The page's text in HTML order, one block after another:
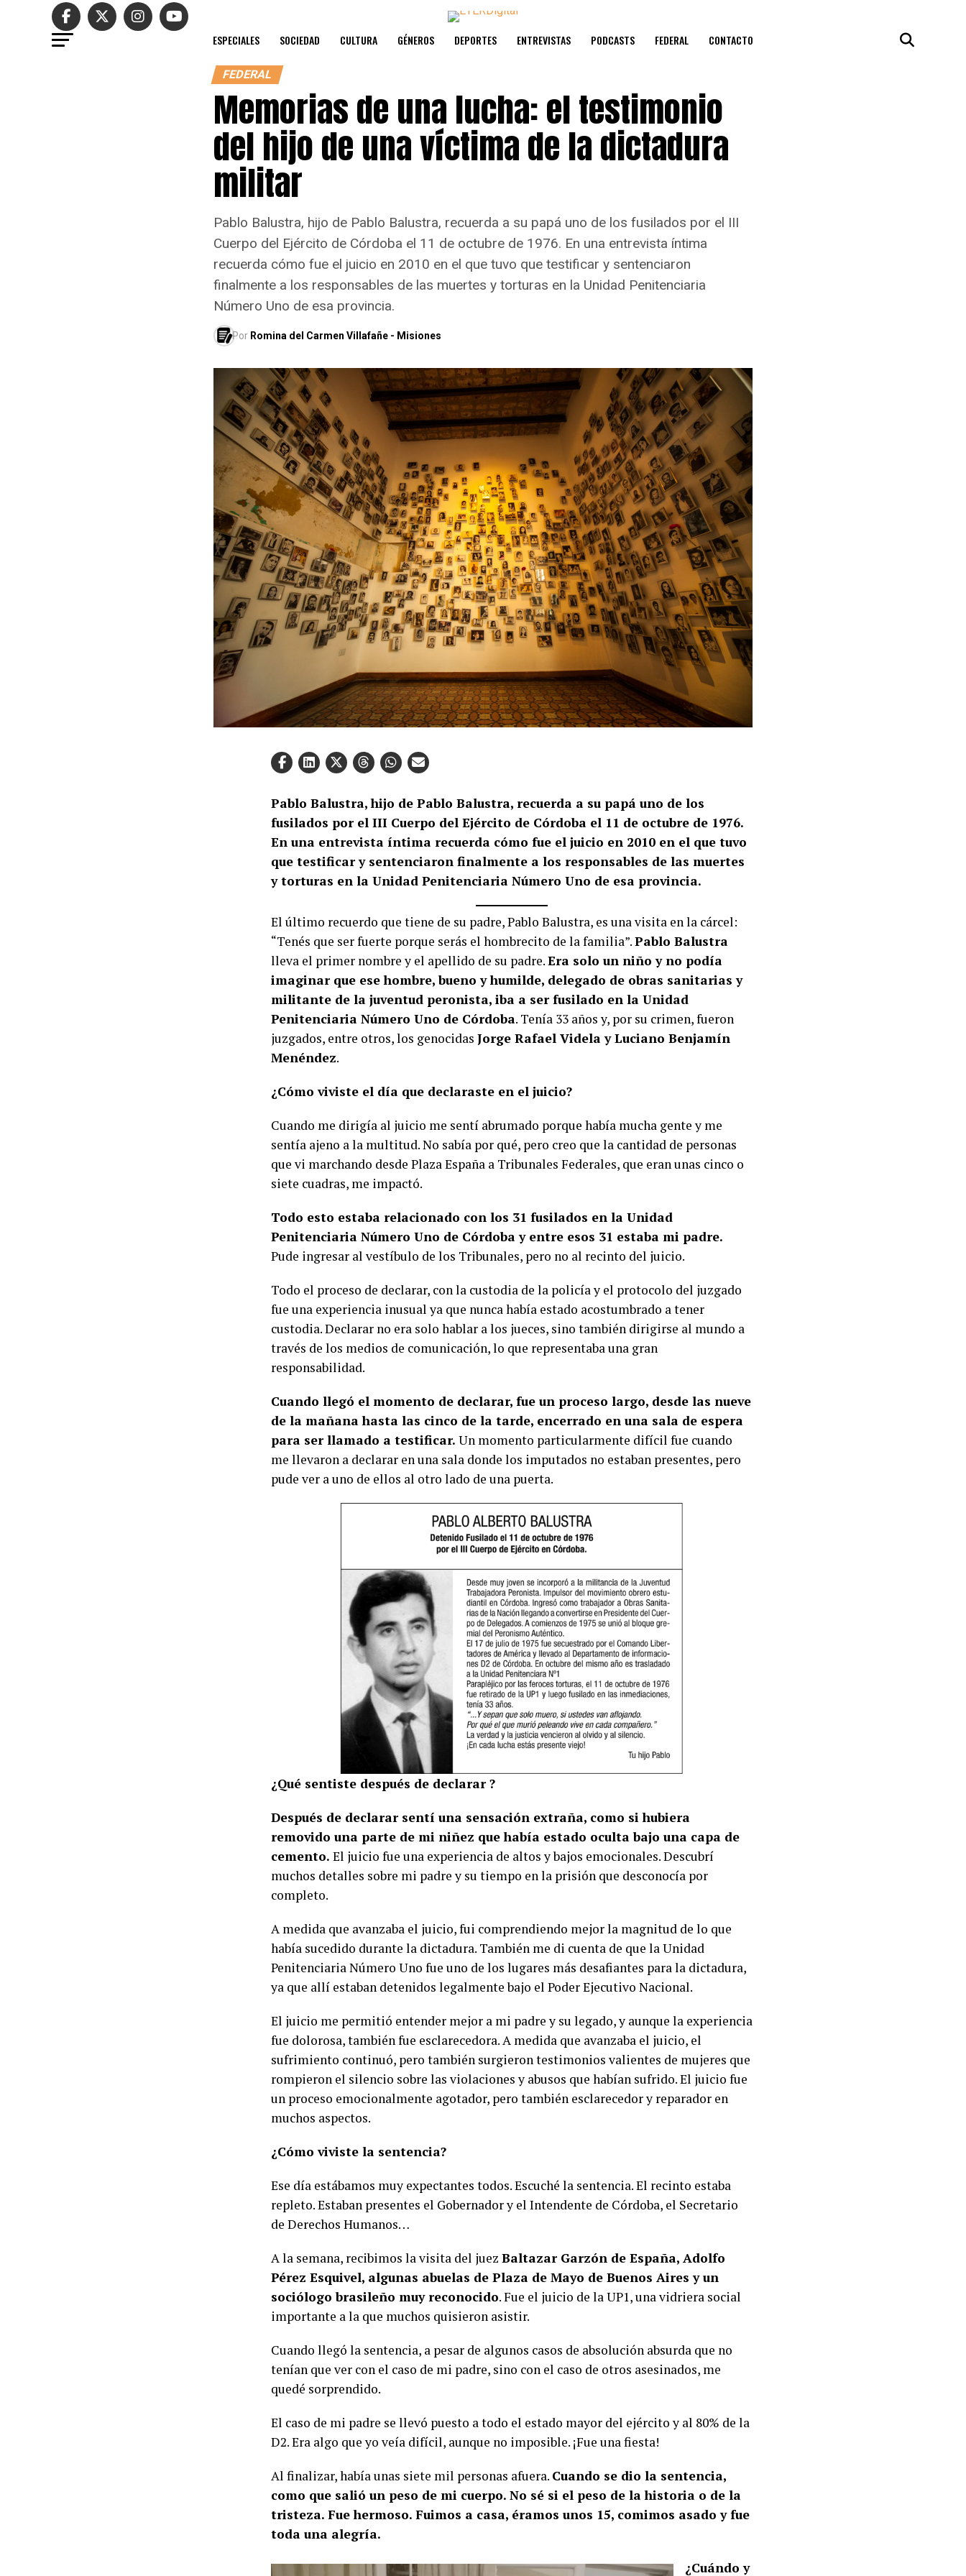
ESPECIALES SOCIEDAD CULTURA GÉNEROS DEPORTES ENTREVISTAS PODCASTS FEDERAL CONTACTO
FEDERAL
Memorias de una lucha: el testimonio
del hijo de una víctima de la dictadura
militar
Pablo Balustra, hijo de Pablo Balustra, recuerda a su papá uno de los fusilados por el III
Cuerpo del Ejército de Córdoba el 11 de octubre de 1976. En una entrevista íntima
recuerda cómo fue el juicio en 2010 en el que tuvo que testificar y sentenciaron
finalmente a los responsables de las muertes y torturas en la Unidad Penitenciaria
Número Uno de esa provincia.
Por Romina del Carmen Villafañe - Misiones
Pablo Balustra, hijo de Pablo Balustra, recuerda a su papá uno de los
fusilados por el III Cuerpo del Ejército de Córdoba el 11 de octubre de 1976.
En una entrevista íntima recuerda cómo fue el juicio en 2010 en el que tuvo
que testificar y sentenciaron finalmente a los responsables de las muertes
y torturas en la Unidad Penitenciaria Número Uno de esa provincia.
El último recuerdo que tiene de su padre, Pablo Balustra, es una visita en la cárcel:
“Tenés que ser fuerte porque serás el hombrecito de la familia”.Pablo Balustra
lleva el primer nombre y el apellido de su padre.Era solo un niño y no podía
imaginar que ese hombre, bueno y humilde, delegado de obras sanitarias y
militante de la juventud peronista, iba a ser fusilado en la Unidad
Penitenciaria Número Uno de Córdoba. Tenía 33 años y, por su crimen, fueron
juzgados, entre otros, los genocidas Jorge Rafael Videla y Luciano Benjamín
Menéndez.
¿Cómo viviste el día que declaraste en el juicio?
Cuando me dirigía al juicio me sentí abrumado porque había mucha gente y me
sentía ajeno a la multitud. No sabía por qué, pero creo que la cantidad de personas
que vi marchando desde Plaza España a Tribunales Federales, que eran unas cinco o
siete cuadras, me impactó.
Todo esto estaba relacionado con los 31 fusilados en la Unidad
Penitenciaria Número Uno de Córdoba y entre esos 31 estaba mi padre.
Pude ingresar al vestíbulo de los Tribunales, pero no al recinto del juicio.
Todo el proceso de declarar, con la custodia de la policía y el protocolo del juzgado
fue una experiencia inusual ya que nunca había estado acostumbrado a tener
custodia. Declarar no era solo hablar a los jueces, sino también dirigirse al mundo a
través de los medios de comunicación, lo que representaba una gran
responsabilidad.
Cuando llegó el momento de declarar, fue un proceso largo, desde las nueve
de la mañana hasta las cinco de la tarde, encerrado en una sala de espera
para ser llamado a testificar. Un momento particularmente difícil fue cuando
me llevaron a declarar en una sala donde los imputados no estaban presentes, pero
pude ver a uno de ellos al otro lado de una puerta.
¿Qué sentiste después de declarar ?
Después de declarar sentí una sensación extraña, como si hubiera
removido una parte de mi niñez que había estado oculta bajo una capa de
cemento. El juicio fue una experiencia de altos y bajos emocionales. Descubrí
muchos detalles sobre mi padre y su tiempo en la prisión que desconocía por
completo.
A medida que avanzaba el juicio, fui comprendiendo mejor la magnitud de lo que
había sucedido durante la dictadura. También me di cuenta de que la Unidad
Penitenciaria Número Uno fue uno de los lugares más desafiantes para la dictadura,
ya que allí estaban detenidos legalmente bajo el Poder Ejecutivo Nacional.
El juicio me permitió entender mejor a mi padre y su legado, y aunque la experiencia
fue dolorosa, también fue esclarecedora. A medida que avanzaba el juicio, el
sufrimiento continuó, pero también surgieron testimonios valientes de mujeres que
rompieron el silencio sobre las violaciones y abusos que habían sufrido. El juicio fue
un proceso emocionalmente agotador, pero también esclarecedor y reparador en
muchos aspectos.
¿Cómo viviste la sentencia?
Ese día estábamos muy expectantes todos. Escuché la sentencia. El recinto estaba
repleto. Estaban presentes el Gobernador y el Intendente de Córdoba, el Secretario
de Derechos Humanos…
A la semana, recibimos la visita del juez Baltazar Garzón de España, Adolfo
Pérez Esquivel, algunas abuelas de Plaza de Mayo de Buenos Aires y un
sociólogo brasileño muy reconocido. Fue el juicio de la UP1, una vidriera social
importante a la que muchos quisieron asistir.
Cuando llegó la sentencia, a pesar de algunos casos de absolución absurda que no
tenían que ver con el caso de mi padre, sino con el caso de otros asesinados, me
quedé sorprendido.
El caso de mi padre se llevó puesto a todo el estado mayor del ejército y al 80% de la
D2. Era algo que yo veía difícil, aunque no imposible. ¡Fue una fiesta!
Al finalizar, había unas siete mil personas afuera. Cuando se dio la sentencia,
como que salió un peso de mi cuerpo. No sé si el peso de la historia o de la
tristeza. Fue hermoso. Fuimos a casa, éramos unos 15, comimos asado y fue
toda una alegría.
¿Cuándo y